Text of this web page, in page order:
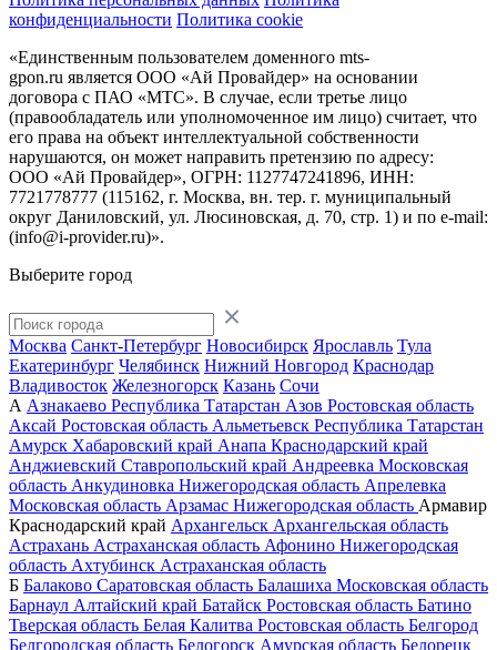
конфиденциальности Политика cookie
«Единственным пользователем доменного mts-
gpon.ru является ООО «Ай Провайдер» на основании
договора с ПАО «МТС». В случае, если третье лицо
(правообладатель или уполномоченное им лицо) считает, что
его права на объект интеллектуальной собственности
нарушаются, он может направить претензию по адресу:
ООО «Ай Провайдер», ОГРН: 1127747241896, ИНН:
7721778777 (115162, г. Москва, вн. тер. г. муниципальный
округ Даниловский, ул. Люсиновская, д. 70, стр. 1) и по e-mail:
(info@i-provider.ru)».
Выберите город
Москва Санкт-Петербург Новосибирск Ярославль Тула
Екатеринбург Челябинск Нижний Новгород Краснодар
Владивосток Железногорск Казань Сочи
А Азнакаево Республика Татарстан Азов Ростовская область
Аксай Ростовская область Альметьевск Республика Татарстан
Амурск Хабаровский край Анапа Краснодарский край
Анджиевский Ставропольский край Андреевка Московская
область Анкудиновка Нижегородская область Апрелевка
Московская область Арзамас Нижегородская область Армавир
Краснодарский край Архангельск Архангельская область
Астрахань Астраханская область Афонино Нижегородская
область Ахтубинск Астраханская область
Б Балаково Саратовская область Балашиха Московская область
Барнаул Алтайский край Батайск Ростовская область Батино
Тверская область Белая Калитва Ростовская область Белгород
Белгородская область Белогорск Амурская область Белорецк